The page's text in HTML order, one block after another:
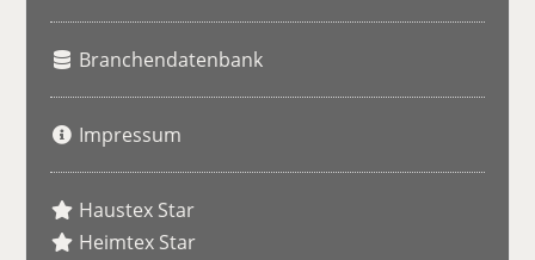
Branchendatenbank
Impressum
Haustex Star
Heimtex Star